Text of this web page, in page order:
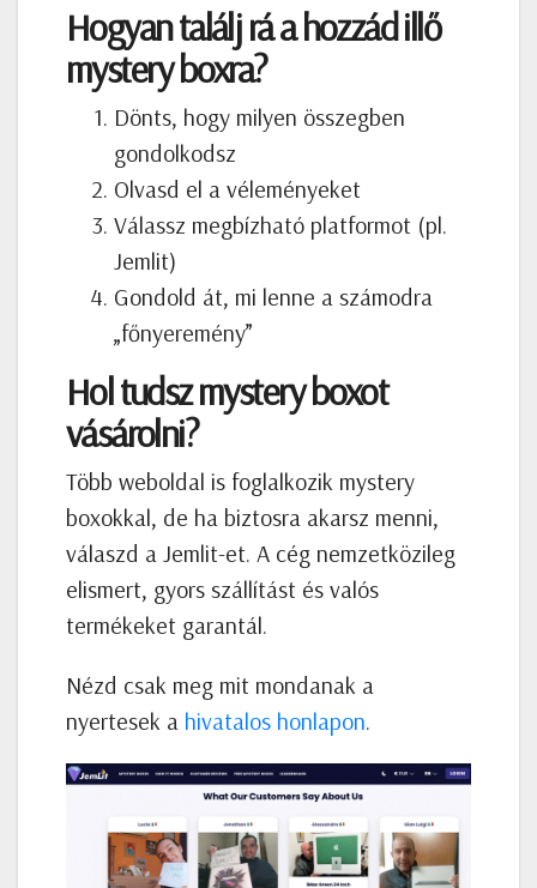
Hogyan találj rá a hozzád illő
mystery boxra?
Dönts, hogy milyen összegben
gondolkodsz
Olvasd el a véleményeket
Válassz megbízható platformot (pl.
Jemlit)
Gondold át, mi lenne a számodra
„főnyeremény”
Hol tudsz mystery boxot
vásárolni?
Több weboldal is foglalkozik mystery
boxokkal, de ha biztosra akarsz menni,
válaszd a Jemlit-et. A cég nemzetközileg
elismert, gyors szállítást és valós
termékeket garantál.
Nézd csak meg mit mondanak a
nyertesek a hivatalos honlapon.